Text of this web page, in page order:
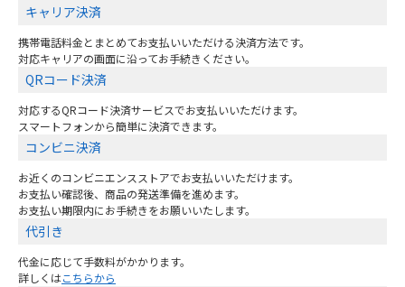
キャリア決済
携帯電話料金とまとめてお支払いいただける決済方法です。
対応キャリアの画面に沿ってお手続きください。
QRコード決済
対応するQRコード決済サービスでお支払いいただけます。
スマートフォンから簡単に決済できます。
コンビニ決済
お近くのコンビニエンスストアでお支払いいただけます。
お支払い確認後、商品の発送準備を進めます。
お支払い期限内にお手続きをお願いいたします。
代引き
代金に応じて手数料がかかります。
詳しくはこちらから